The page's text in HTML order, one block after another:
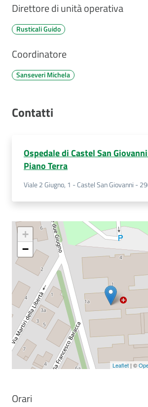
Direttore di unità operativa
Rusticali Guido
Coordinatore
Sanseveri Michela
Contatti
Ospedale di Castel San
Piano Terra
Viale 2 Giugno, 1 - Castel San Giovanni -
+
−
Leaflet | ©
Orari